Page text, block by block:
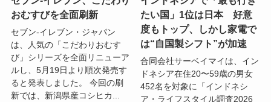
おむすびを全面刷新
セブン‐イレブン・ジャパン
は、人気の「こだわりおむす
び」シリーズを全面リニューア
ルし、5月19日より順次発売す
ると発表しました。 今回の刷
新では、新潟県産コシヒカ...
たい国」1位は日本 好意
度もトップ、しかし家電で
は“自国製シフト”が加速
合同会社サーベイマイは、イン
ドネシア在住20〜59歳の男女
452名を対象に「インドネシ
ア・ライフスタイル調査2026